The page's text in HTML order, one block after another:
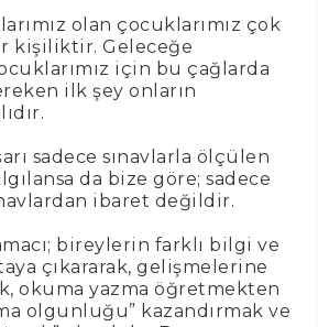
olan çocuklarımız çok
kişiliktir. Geleceğe
için bu çağlarda
ilk şey onların
sadece sınavlarla ölçülen
da bize göre; sadece
ibaret değildir.
bireylerin farklı bilgi ve
çıkararak, gelişmelerine
okuma yazma öğretmekten
olgunluğu” kazandırmak ve